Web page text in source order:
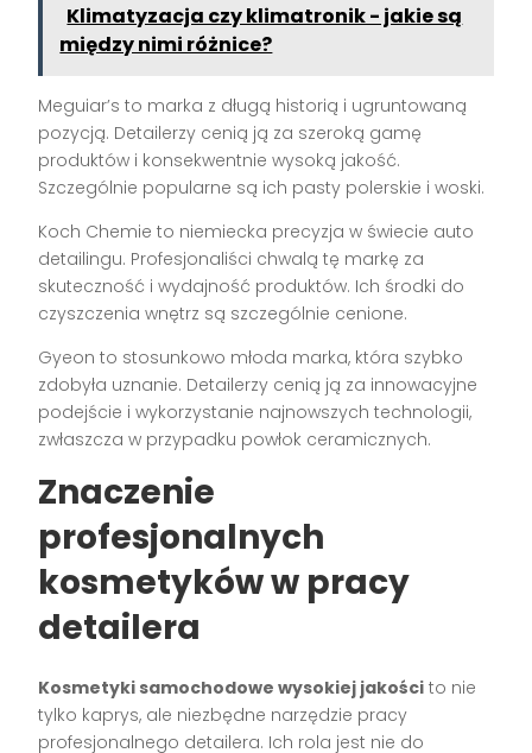
Klimatyzacja czy klimatronik - jakie są
między nimi różnice?
Meguiar’s to marka z długą historią i ugruntowaną
pozycją. Detailerzy cenią ją za szeroką gamę
produktów i konsekwentnie wysoką jakość.
Szczególnie popularne są ich pasty polerskie i woski.
Koch Chemie to niemiecka precyzja w świecie auto
detailingu. Profesjonaliści chwalą tę markę za
skuteczność i wydajność produktów. Ich środki do
czyszczenia wnętrz są szczególnie cenione.
Gyeon to stosunkowo młoda marka, która szybko
zdobyła uznanie. Detailerzy cenią ją za innowacyjne
podejście i wykorzystanie najnowszych technologii,
zwłaszcza w przypadku powłok ceramicznych.
Znaczenie
profesjonalnych
kosmetyków w pracy
detailera
Kosmetyki samochodowe wysokiej jakości to nie
tylko kaprys, ale niezbędne narzędzie pracy
profesjonalnego detailera. Ich rola jest nie do